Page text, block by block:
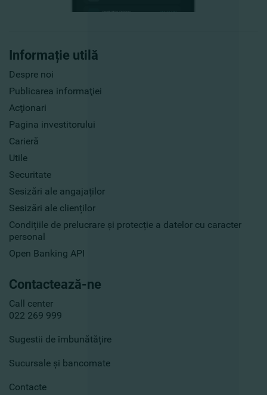
Informație utilă
Despre noi
Publicarea informaţiei
Acţionari
Pagina investitorului
Carieră
Utile
Securitate
Sesizări ale angajaților
Sesizări ale clienților
Condițiile de prelucrare și protecție a datelor cu caracter
personal
Open Banking API
Contactează-ne
Call center
022 269 999
Sugestii de îmbunătățire
Sucursale și bancomate
Contacte